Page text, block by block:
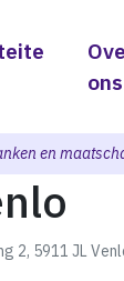
ons
en
2, 5911 JL